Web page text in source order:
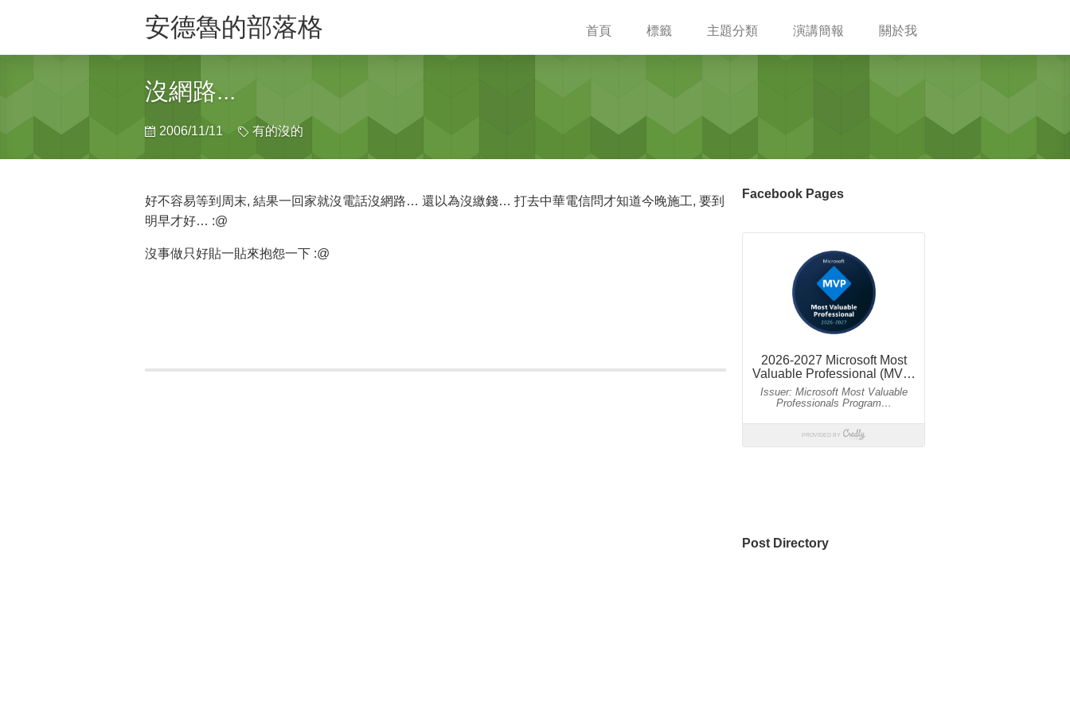
安德魯的部落格 首頁 標籤 主題分類 演講簡報 關於我
沒網路...
2006/11/11 有的沒的
好不容易等到周末, 結果一回家就沒電話沒網路… 還以為沒繳錢… 打去中華電信問才知道今晚施工, 要到
明早才好… :@
沒事做只好貼一貼來抱怨一下 :@
Facebook Pages
Post Directory